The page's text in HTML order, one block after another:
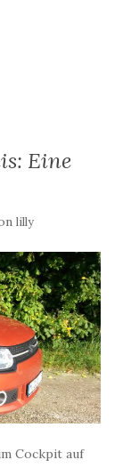
Eine
lilly
Cockpit auf